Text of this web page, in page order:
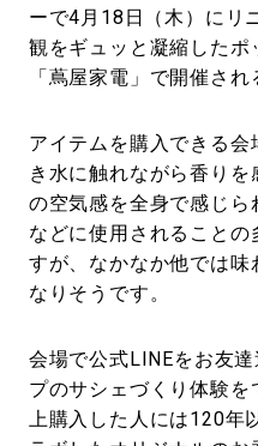
ーで4月18日（木）にリ
観をギュッと凝縮した
「蔦屋家電」で開催され
アイテムを購入できる
き水に触れながら香り
の空気感を全身で感じら
などに使用されること
すが、なかなか他では味
なりそうです。
会場で公式LINEをお友
プのサシェづくり体験
上購入した人には120年